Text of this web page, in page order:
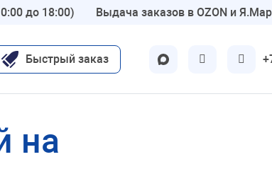
до 18:00) Выдача заказов в OZON и
Быстрый заказ
на